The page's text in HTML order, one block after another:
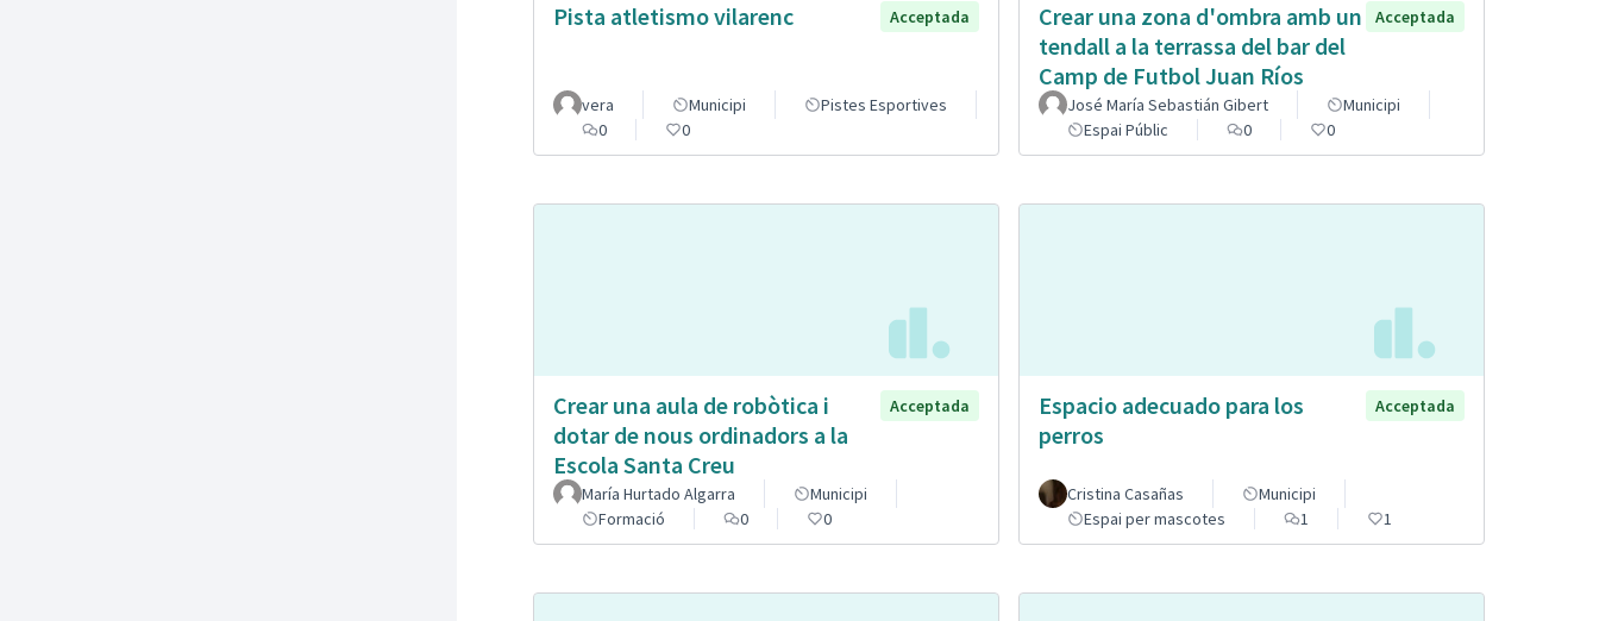
Pista atletismo vilarenc Acceptada
vera Municipi
Pistes Esportives
0
0
Crear una zona d'ombra amb un
tendall a la terrassa del bar del
Camp de Futbol Juan Ríos
Acceptada
José María Sebastián Gibert
Municipi
Espai Públic
0 0
Crear una aula de robòtica i
dotar de nous ordinadors a la
Escola Santa Creu
Acceptada
María Hurtado Algarra
Municipi
Formació
0 0
Espacio adecuado para los
perros
Acceptada
Cristina Casañas
Municipi
Espai per mascotes
1 1